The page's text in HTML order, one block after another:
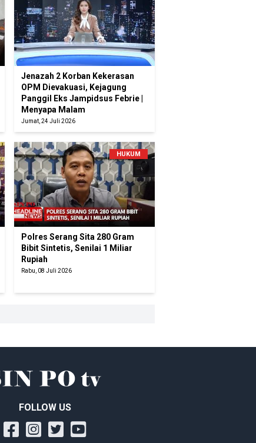
Jenazah 2 Korban Kekerasan
OPM Dievakuasi, Kejagung
Panggil Eks Jampidsus Febrie |
Menyapa Malam
Jumat, 24 Juli 2026
HUKUM
Polres Serang Sita 280 Gram
Bibit Sintetis, Senilai 1 Miliar
Rupiah
Rabu, 08 Juli 2026
FOLLOW US